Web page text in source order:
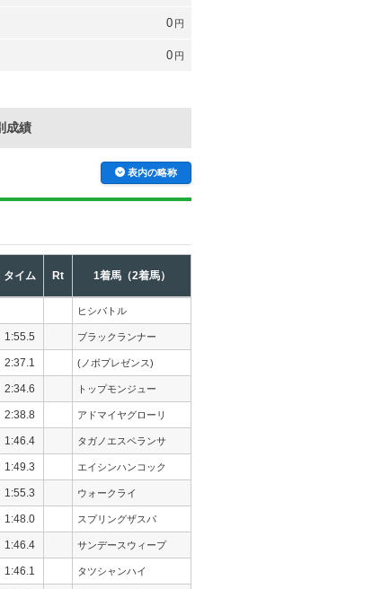
0 円
0 円
成績
表内の略称
タイム Rt 1着馬（2着馬）
ヒシバトル
1:55.5 ブラックランナー
2:37.1 (ノボプレゼンス)
2:34.6 トップモンジュー
2:38.8 アドマイヤグローリ
1:46.4 タガノエスペランサ
1:49.3 エイシンハンコック
1:55.3 ウォークライ
1:48.0 スプリングザスパ
1:46.4 サンデースウィープ
1:46.1 タツシャンハイ